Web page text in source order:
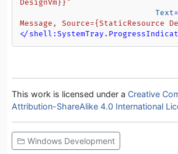
DesignVm}}"
Text=
Message, Source={StaticResource
</
This work is licensed under a Creative
Attribution-ShareAlike 4.0 International
Windows Development